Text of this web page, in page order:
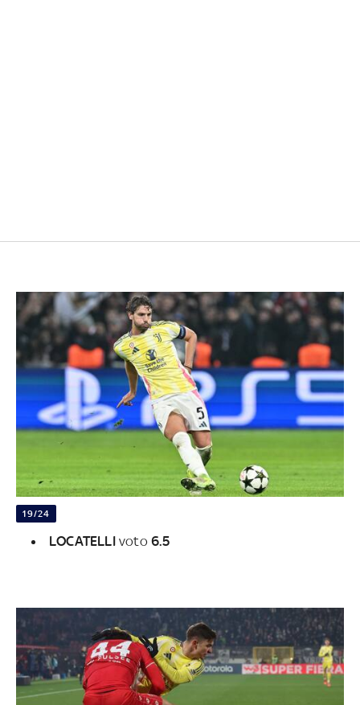
19/24
LOCATELLI voto 6.5